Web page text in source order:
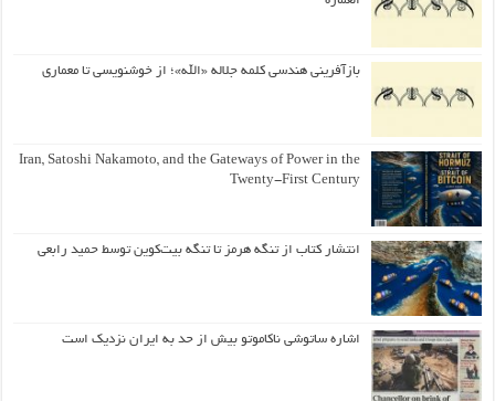
بازآفرینی هندسی کلمه جلاله «الله»؛ از خوشنویسی تا معماری
Iran, Satoshi Nakamoto, and the Gateways of Power in the
Twenty-First Century
انتشار کتاب از تنگه هرمز تا تنگه بیت‌کوین توسط حمید رابعی
اشاره ساتوشی ناکاموتو بیش از حد به ایران نزدیک است